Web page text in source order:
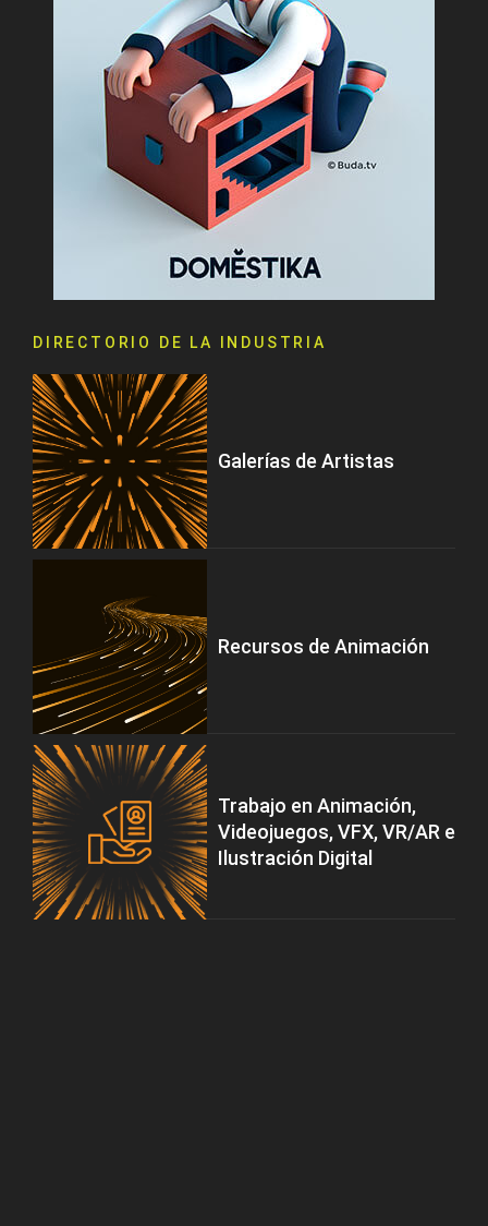
DIRECTORIO DE LA INDUSTRIA
Galerías de Artistas
Recursos de Animación
Trabajo en Animación,
Videojuegos, VFX, VR/AR e
Ilustración Digital